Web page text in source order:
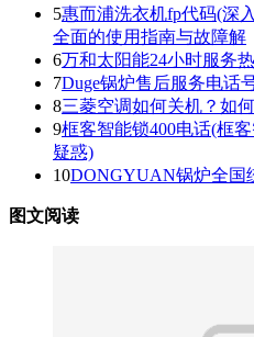
5惠而浦洗衣机fp代码(深
全面的使用指南与故障解
6万和太阳能24小时服务
7Duge锅炉售后服务电话
8三菱空调如何关机？如
9框客智能锁400电话(框
疑惑)
10DONGYUAN锅炉全国
图文阅读